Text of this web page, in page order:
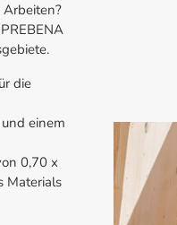
die
einem
0,70 x
Materials